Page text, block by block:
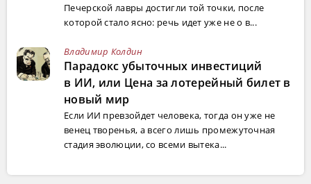
Печерской лавры достигли той точки, после
которой стало ясно: речь идет уже не о в...
Владимир Колдин
Парадокс убыточных инвестиций
в ИИ, или Цена за лотерейный билет в
новый мир
Если ИИ превзойдет человека, тогда он уже не
венец творенья, а всего лишь промежуточная
стадия эволюции, со всеми вытека...